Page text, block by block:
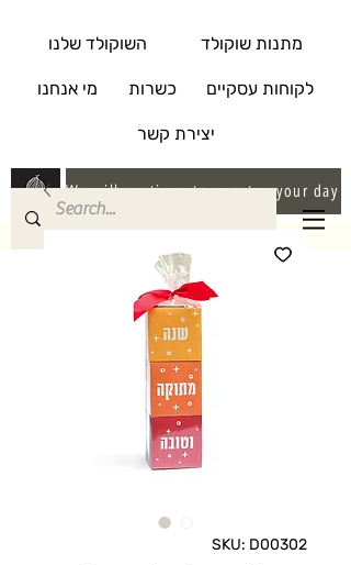
מתנות שוקולד השוקולד שלנו
לקוחות עסקיים כשרות מי אנחנו
יצירת קשר
We will continue to sweeten your day
SKU: D00302